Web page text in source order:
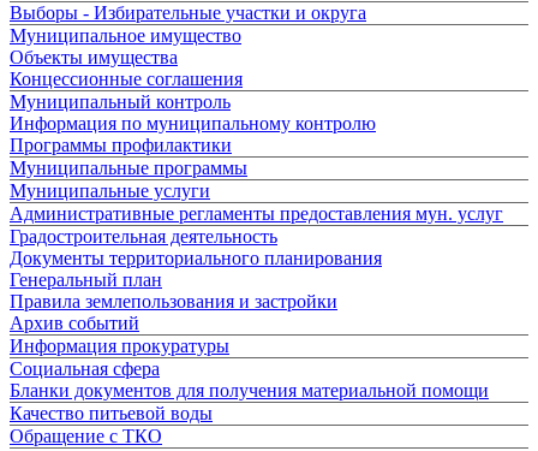
Выборы - Избирательные участки и округа
Муниципальное имущество
Объекты имущества
Концессионные соглашения
Муниципальный контроль
Информация по муниципальному контролю
Программы профилактики
Муниципальные программы
Муниципальные услуги
Административные регламенты предоставления мун. услуг
Градостроительная деятельность
Документы территориального планирования
Генеральный план
Правила землепользования и застройки
Архив событий
Информация прокуратуры
Социальная сфера
Бланки документов для получения материальной помощи
Качество питьевой воды
Обращение с ТКО